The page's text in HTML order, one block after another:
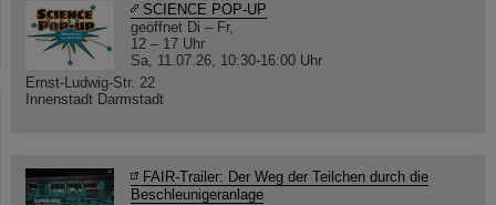
SCIENCE POP-UP
geöffnet Di – Fr,
12 – 17 Uhr
Sa, 11.07.26, 10:30-16:00 Uhr
Ernst-Ludwig-Str. 22
Innenstadt Darmstadt
FAIR-Trailer: Der Weg der Teilchen durch die
Beschleunigeranlage